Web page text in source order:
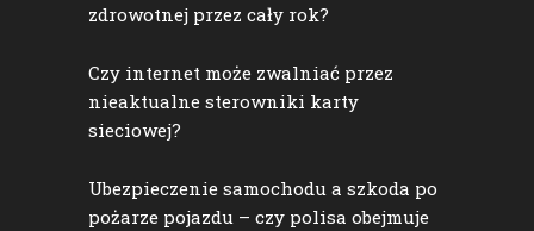
zdrowotnej przez cały rok?
Czy internet może zwalniać przez
nieaktualne sterowniki karty
sieciowej?
Ubezpieczenie samochodu a szkoda po
pożarze pojazdu – czy polisa obejmuje